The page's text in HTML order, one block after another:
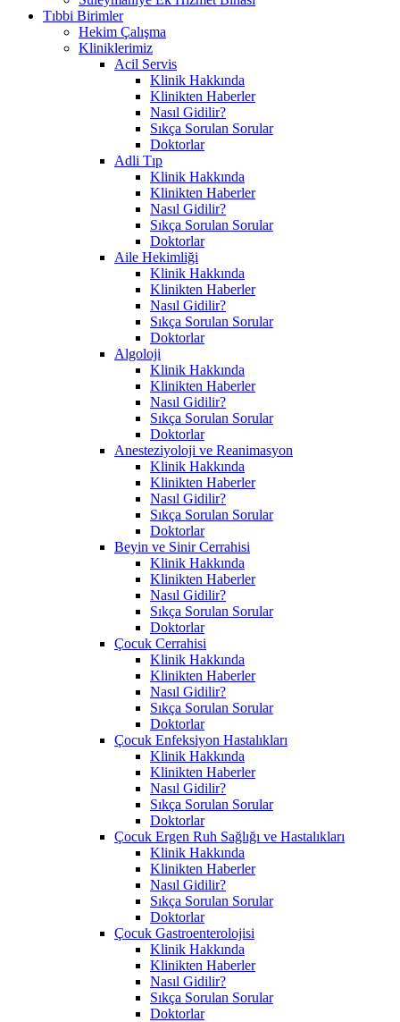
Tıbbi Birimler
Hekim Çalışma
Kliniklerimiz
Acil Servis
Klinik Hakkında
Klinikten Haberler
Nasıl Gidilir?
Sıkça Sorulan Sorular
Doktorlar
Adli Tıp
Klinik Hakkında
Klinikten Haberler
Nasıl Gidilir?
Sıkça Sorulan Sorular
Doktorlar
Aile Hekimliği
Klinik Hakkında
Klinikten Haberler
Nasıl Gidilir?
Sıkça Sorulan Sorular
Doktorlar
Algoloji
Klinik Hakkında
Klinikten Haberler
Nasıl Gidilir?
Sıkça Sorulan Sorular
Doktorlar
Anesteziyoloji ve Reanimasyon
Klinik Hakkında
Klinikten Haberler
Nasıl Gidilir?
Sıkça Sorulan Sorular
Doktorlar
Beyin ve Sinir Cerrahisi
Klinik Hakkında
Klinikten Haberler
Nasıl Gidilir?
Sıkça Sorulan Sorular
Doktorlar
Çocuk Cerrahisi
Klinik Hakkında
Klinikten Haberler
Nasıl Gidilir?
Sıkça Sorulan Sorular
Doktorlar
Çocuk Enfeksiyon Hastalıkları
Klinik Hakkında
Klinikten Haberler
Nasıl Gidilir?
Sıkça Sorulan Sorular
Doktorlar
Çocuk Ergen Ruh Sağlığı ve Hastalıkları
Klinik Hakkında
Klinikten Haberler
Nasıl Gidilir?
Sıkça Sorulan Sorular
Doktorlar
Çocuk Gastroenterolojisi
Klinik Hakkında
Klinikten Haberler
Nasıl Gidilir?
Sıkça Sorulan Sorular
Doktorlar